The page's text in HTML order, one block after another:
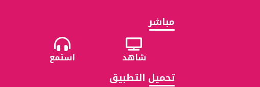
مباشر
شاهد استمع
تحميل التطبيق